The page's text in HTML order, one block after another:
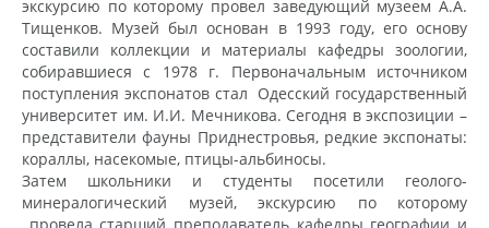
экскурсию по которому провел заведующий музеем А.А.
Тищенков. Музей был основан в 1993 году, его основу
составили коллекции и материалы кафедры зоологии,
собиравшиеся с 1978 г. Первоначальным источником
поступления экспонатов стал Одесский государственный
университет им. И.И. Мечникова. Сегодня в экспозиции –
представители фауны Приднестровья, редкие экспонаты:
кораллы, насекомые, птицы-альбиносы.
Затем школьники и студенты посетили геолого-
минералогический музей, экскурсию по которому
провела старший преподаватель кафедры географии и